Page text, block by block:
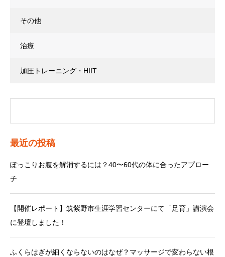
その他
治療
加圧トレーニング・HIIT
最近の投稿
ぽっこりお腹を解消するには？40〜60代の体に合ったアプロー
チ
【開催レポート】筑紫野市生涯学習センターにて「足育」講演会
に登壇しました！
ふくらはぎが細くならないのはなぜ？マッサージで変わらない根